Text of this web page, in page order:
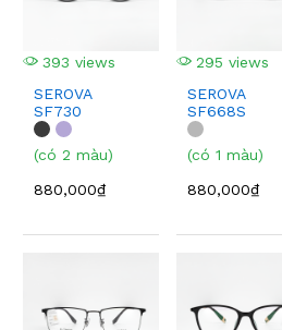
393 views
SEROVA
SF730
(có 2 màu)
880,000₫
295 views
SEROVA
SF668S
(có 1 màu)
880,000₫